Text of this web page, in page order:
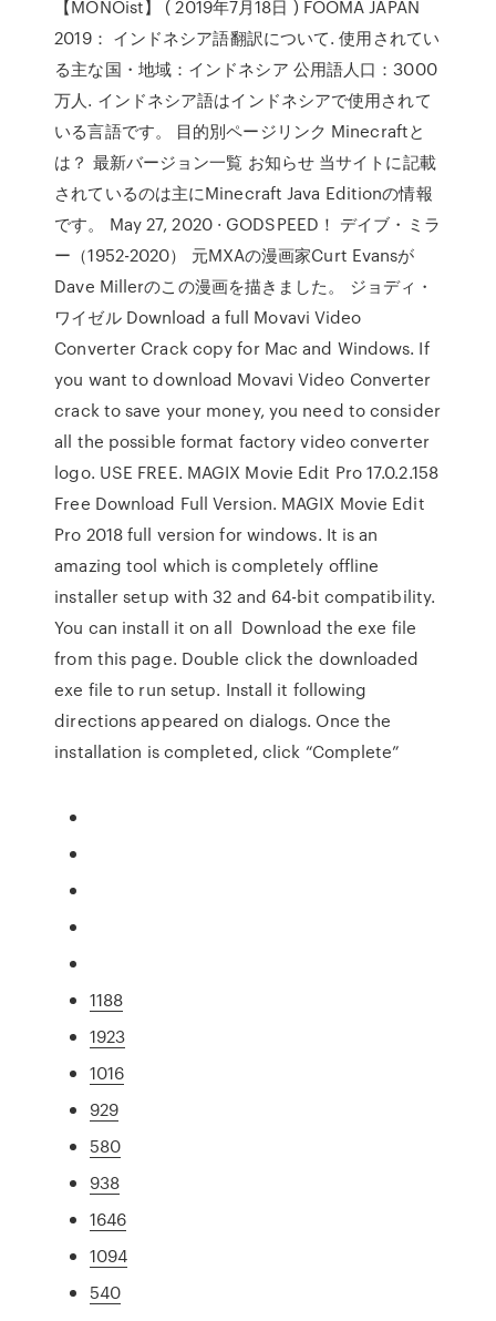
【MONOist】 ( 2019年7月18日 ) FOOMA JAPAN
2019： インドネシア語翻訳について. 使用されてい
る主な国・地域：インドネシア 公用語人口：3000
万人. インドネシア語はインドネシアで使用されて
いる言語です。 目的別ページリンク Minecraftと
は？ 最新バージョン一覧 お知らせ 当サイトに記載
されているのは主にMinecraft Java Editionの情報
です。 May 27, 2020 · GODSPEED！ デイブ・ミラ
ー（1952-2020） 元MXAの漫画家Curt Evansが
Dave Millerのこの漫画を描きました。 ジョディ・
ワイゼル Download a full Movavi Video
Converter Crack copy for Mac and Windows. If
you want to download Movavi Video Converter
crack to save your money, you need to consider
all the possible format factory video converter
logo. USE FREE. MAGIX Movie Edit Pro 17.0.2.158
Free Download Full Version. MAGIX Movie Edit
Pro 2018 full version for windows. It is an
amazing tool which is completely offline
installer setup with 32 and 64-bit compatibility.
You can install it on all Download the exe file
from this page. Double click the downloaded
exe file to run setup. Install it following
directions appeared on dialogs. Once the
installation is completed, click “Complete”
1188
1923
1016
929
580
938
1646
1094
540